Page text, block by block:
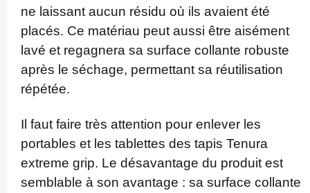
ne laissant aucun résidu où ils avaient été
placés. Ce matériau peut aussi être aisément
lavé et regagnera sa surface collante robuste
après le séchage, permettant sa ré­utilisation
répétée.
Il faut faire très attention pour enlever les
portables et les tablettes des tapis Tenura
extreme grip. Le désavantage du produit est
semblable à son avantage : sa surface collante